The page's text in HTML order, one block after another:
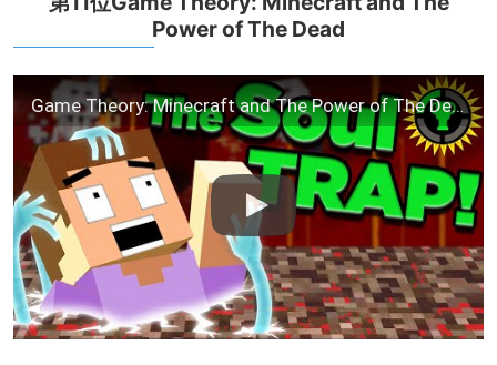
Power of The Dead
Game Theory: Minecraft and The Power of The Dead